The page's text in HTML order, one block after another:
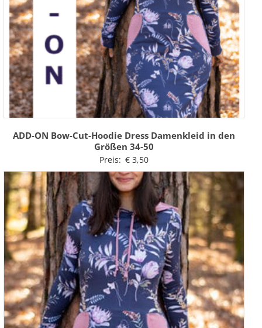
ADD-ON Bow-Cut-Hoodie Dress Damenkleid in den
Größen 34-50
Preis: €3,50